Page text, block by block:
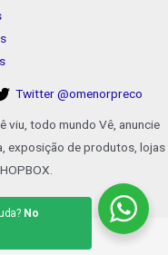
Twitter @omenorpreco
viu, todo mundo Vê, anuncie
exposição de produtos, lojas
No